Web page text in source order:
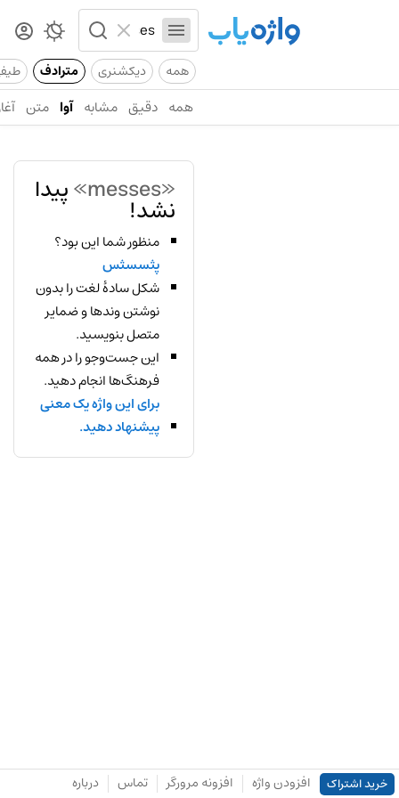
همه دیکشنری مترادف
همه دقیق مشابه آوا متن
«messes» پیدا
نشد!
منظور شما این بود؟
پثسسثس
شکل سادهٔ لغت را بدون
نوشتن وندها و ضمایر
متصل بنویسید.
این جست‌وجو را در همه
فرهنگ‌ها انجام دهید.
برای این واژه یک معنی
پیشنهاد دهید.
خرید اشتراک افزودن واژه افزونه مرورگر تماس درباره